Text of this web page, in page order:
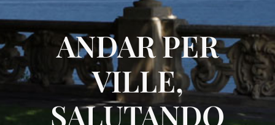
ANDAR PER
VILLE,
SALUTANDO